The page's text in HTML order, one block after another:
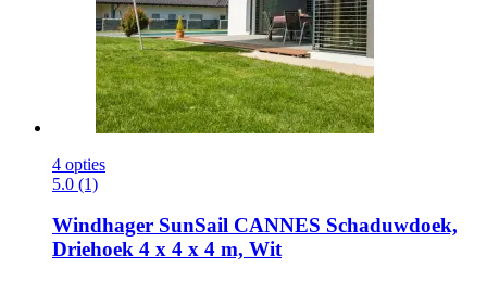
4 opties
5.0 (1)
Windhager SunSail CANNES Schaduwdoek,
Driehoek 4 x 4 x 4 m, Wit